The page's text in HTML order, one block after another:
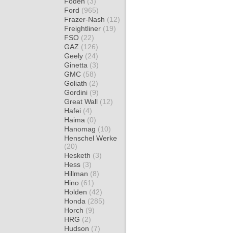
Ford (965)
Frazer-Nash (12)
Freightliner (19)
FSO (22)
GAZ (126)
Geely (24)
Ginetta (3)
GMC (58)
Goliath (2)
Gordini (9)
Great Wall (12)
Hafei (4)
Haima (0)
Hanomag (10)
Henschel Werke
(20)
Hesketh (3)
Hess (3)
Hillman (8)
Hino (61)
Holden (42)
Honda (285)
Horch (9)
HRG (2)
Hudson (7)